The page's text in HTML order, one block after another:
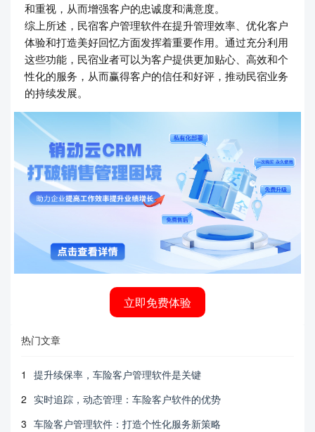
和重视，从而增强客户的忠诚度和满意度。
综上所述，民宿客户管理软件在提升管理效率、优化客户
体验和打造美好回忆方面发挥着重要作用。通过充分利用
这些功能，民宿业者可以为客户提供更加贴心、高效和个
性化的服务，从而赢得客户的信任和好评，推动民宿业务
的持续发展。
立即免费体验
热门文章
1
提升续保率，车险客户管理软件是关键
2 实时追踪，动态管理：车险客户软件的优势
3 车险客户管理软件：打造个性化服务新策略